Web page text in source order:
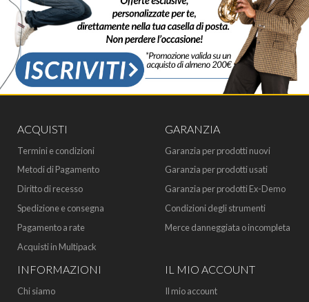
ACQUISTI
Termini e condizioni
Metodi di Pagamento
Diritto di recesso
Spedizione e consegna
Pagamento a rate
Acquisti in Multipack
GARANZIA
Garanzia per prodotti nuovi
Garanzia per prodotti usati
Garanzia per prodotti Ex-Demo
Condizioni degli strumenti
Merce danneggiata o incompleta
INFORMAZIONI
Chi siamo
IL MIO ACCOUNT
Il mio account